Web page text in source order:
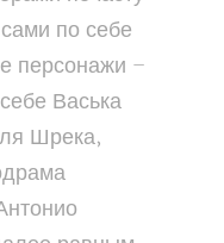
по себе
персонажи –
Васька
Шрека,